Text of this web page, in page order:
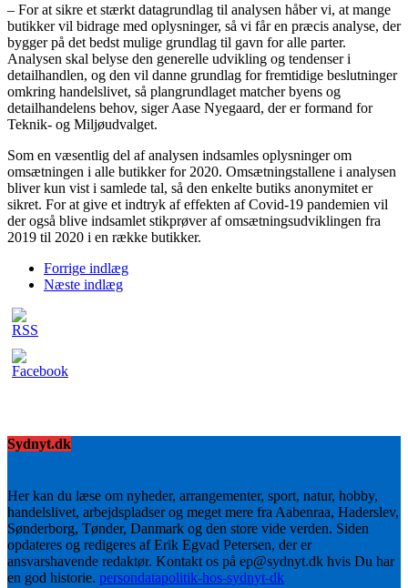
– For at sikre et stærkt datagrundlag til analysen håber vi, at mange
butikker vil bidrage med oplysninger, så vi får en præcis analyse, der
bygger på det bedst mulige grundlag til gavn for alle parter.
Analysen skal belyse den generelle udvikling og tendenser i
detailhandlen, og den vil danne grundlag for fremtidige beslutninger
omkring handelslivet, så plangrundlaget matcher byens og
detailhandelens behov, siger Aase Nyegaard, der er formand for
Teknik- og Miljøudvalget.
Som en væsentlig del af analysen indsamles oplysninger om
omsætningen i alle butikker for 2020. Omsætningstallene i analysen
bliver kun vist i samlede tal, så den enkelte butiks anonymitet er
sikret. For at give et indtryk af effekten af Covid-19 pandemien vil
der også blive indsamlet stikprøver af omsætningsudviklingen fra
2019 til 2020 i en række butikker.
Forrige indlæg
Næste indlæg
Sydnyt.dk
Her kan du læse om nyheder, arrangementer, sport, natur, hobby,
handelslivet, arbejdspladser og meget mere fra Aabenraa, Haderslev,
Sønderborg, Tønder, Danmark og den store vide verden. Siden
opdateres og redigeres af Erik Egvad Petersen, der er
ansvarshavende redaktør. Kontakt os på ep@sydnyt.dk hvis Du har
en god historie. persondatapolitik-hos-sydnyt-dk